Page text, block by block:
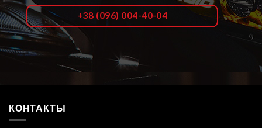
+38 (096) 004-40-04
КОНТАКТЫ